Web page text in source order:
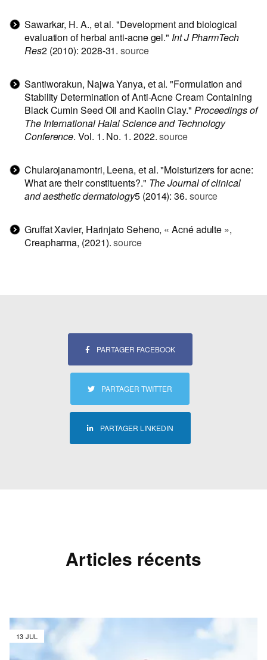
Sawarkar, H. A., et al. "Development and biological
evaluation of herbal anti-acne gel."Int J PharmTech
Res2 (2010): 2028-31.source
Santiworakun, Najwa Yanya, et al. "Formulation and
Stability Determination of Anti-Acne Cream Containing
Black Cumin Seed Oil and Kaolin Clay." Proceedings of
The International Halal Science and Technology
Conference. Vol. 1. No. 1. 2022.source
Chularojanamontri, Leena, et al. "Moisturizers for acne:
What are their constituents?." The Journal of clinical
and aesthetic dermatology5 (2014): 36. source
Gruffat Xavier, Harinjato Seheno, « Acné adulte »,
Creapharma, (2021).source
PARTAGER FACEBOOK
PARTAGER TWITTER
PARTAGER LINKEDIN
Articles récents
13 JUL